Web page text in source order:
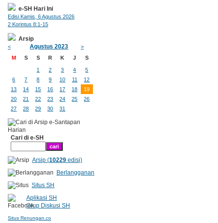
e-SH Hari Ini
Edisi Kamis, 6 Agustus 2026
2 Korintus 8:1-15
Arsip
< Agustus 2023
>
M
S S R K J S
1 2 3 4
5
6
7 8 9 10 11
12
13
14 15 16 17 18
19
20
21 22 23 24 25
26
27
28 29 30 31
Cari di e-SH
Arsip (10229edisi)
Berlangganan
Situs SH
Aplikasi SH
Grup Diskusi SH
Situs Renungan.co